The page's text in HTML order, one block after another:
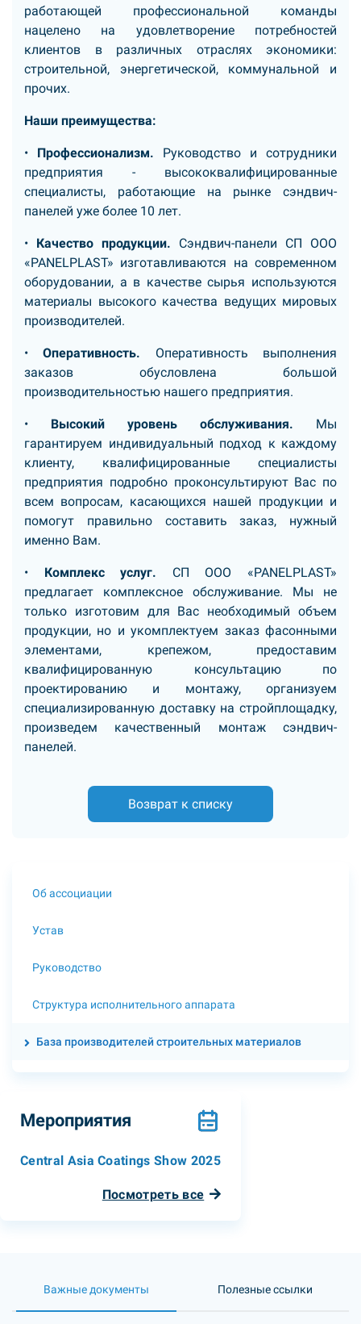
работающей профессиональной команды
нацелено на удовлетворение потребностей
клиентов в различных отраслях экономики:
строительной, энергетической, коммунальной и
прочих.
Наши преимущества:
• Профессионализм. Руководство и сотрудники
предприятия - высококвалифицированные
специалисты, работающие на рынке сэндвич-
панелей уже более 10 лет.
• Качество продукции. Сэндвич-панели СП ООО
«PANELPLAST» изготавливаются на современном
оборудовании, а в качестве сырья используются
материалы высокого качества ведущих мировых
производителей.
•Оперативность. Оперативность выполнения
заказов обусловлена большой
производительностью нашего предприятия.
• Высокий уровень обслуживания. Мы
гарантируем индивидуальный подход к каждому
клиенту, квалифицированные специалисты
предприятия подробно проконсультируют Вас по
всем вопросам, касающихся нашей продукции и
помогут правильно составить заказ, нужный
именно Вам.
• Комплекс услуг. СП ООО «PANELPLAST»
предлагает комплексное обслуживание. Мы не
только изготовим для Вас необходимый объем
продукции, но и укомплектуем заказ фасонными
элементами, крепежом, предоставим
квалифицированную консультацию по
проектированию и монтажу, организуем
специализированную доставку на стройплощадку,
произведем качественный монтаж сэндвич-
панелей.
Возврат к списку
Об ассоциации
Устав
Руководство
Структура исполнительного аппарата
База производителей строительных материалов
Мероприятия
Central Asia Coatings Show 2025
Посмотреть все
Важные документы Полезные ссылки